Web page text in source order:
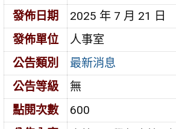
發佈日期
2025 年 7 月 21 日
發佈單位
人事室
公告類別
最新消息
公告等級
無
點閱次數
600